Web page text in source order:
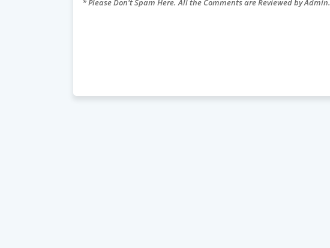
* Please Don't Spam Here. All the Comments are Reviewed by Admin.